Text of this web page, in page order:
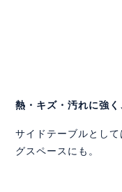
熱・キズ・汚れに強
サイドテーブルとし
グスペースにも。